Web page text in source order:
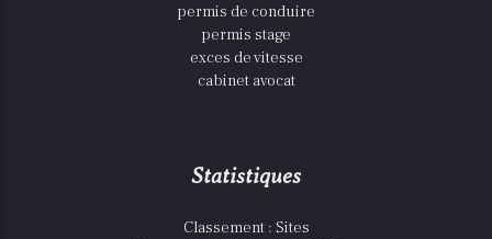
permis de conduire
permis stage
exces de vitesse
cabinet avocat
Statistiques
Classement : Sites